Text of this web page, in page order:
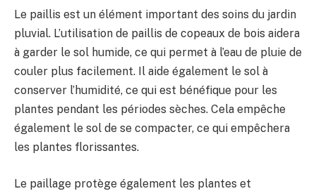
Le paillis est un élément important des soins du jardin
pluvial. L’utilisation de paillis de copeaux de bois aidera
à garder le sol humide, ce qui permet à l’eau de pluie de
couler plus facilement. Il aide également le sol à
conserver l’humidité, ce qui est bénéfique pour les
plantes pendant les périodes sèches. Cela empêche
également le sol de se compacter, ce qui empêchera
les plantes florissantes.
Le paillage protège également les plantes et